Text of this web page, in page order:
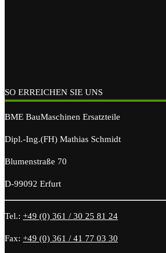
SO ERREICHEN SIE UNS
BME BauMaschinen Ersatzteile
Dipl.-Ing.(FH) Mathias Schmidt
Blumenstraße 70
D-99092 Erfurt
Tel.: +49 (0) 361 / 30 25 81 24
Fax: +49 (0) 361 / 41 77 03 30